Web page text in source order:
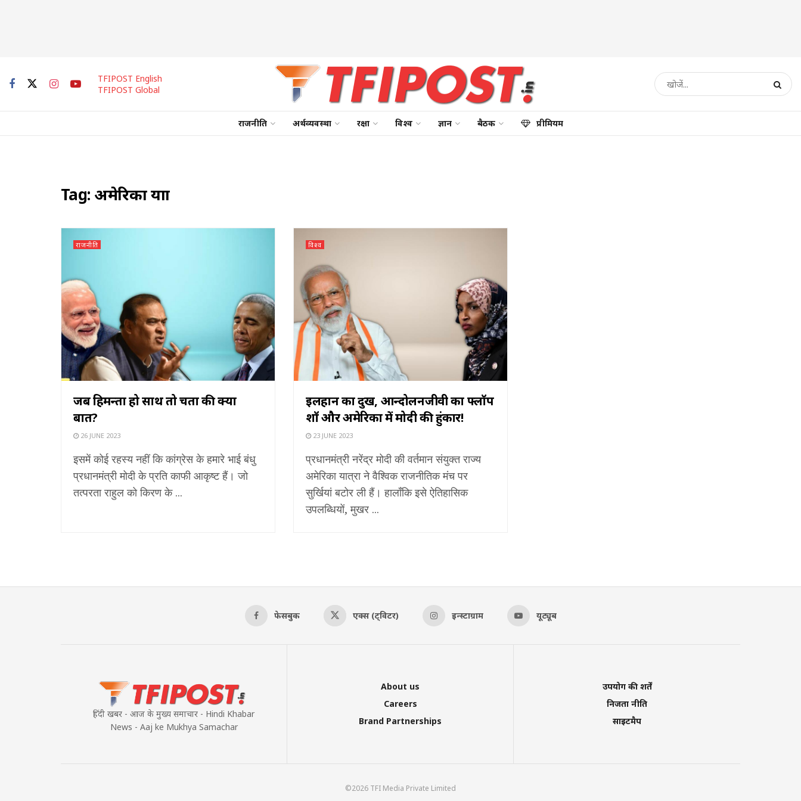
TFIPOST English
TFIPOST Global
राजनीति अर्थव्यवस्था रक्षा विश्व ज्ञान बैठक प्रीमियम
Tag: अमेरिका यात्रा
राजनीति
जब हिमन्ता हो साथ तो चिंता की क्या
बात?
26 JUNE 2023
इसमें कोई रहस्य नहीं कि कांग्रेस के हमारे भाई बंधु
प्रधानमंत्री मोदी के प्रति काफी आकृष्ट हैं। जो
तत्परता राहुल को किरण के ...
विश्व
इलहान का दुख, आन्दोलनजीवी का फ्लॉप
शॉ और अमेरिका में मोदी की हुंकार!
23 JUNE 2023
प्रधानमंत्री नरेंद्र मोदी की वर्तमान संयुक्त राज्य
अमेरिका यात्रा ने वैश्विक राजनीतिक मंच पर
सुर्खियां बटोर ली हैं। हालाँकि इसे ऐतिहासिक
उपलब्धियों, मुखर ...
फेसबुक एक्स (ट्विटर) इन्स्टाग्राम यूट्यूब
हिंदी खबर - आज के मुख्य समाचार - Hindi Khabar
News - Aaj ke Mukhya Samachar
About us
Careers
Brand Partnerships
उपयोग की शर्तें
निजता नीति
साइटमैप
©2026 TFI Media Private Limited